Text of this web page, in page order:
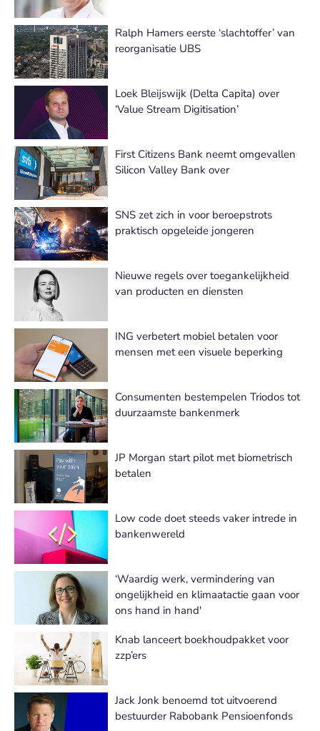
Ralph Hamers eerste ‘slachtoffer’ van
reorganisatie UBS
Loek Bleijswijk (Delta Capita) over
‘Value Stream Digitisation’
First Citizens Bank neemt omgevallen
Silicon Valley Bank over
SNS zet zich in voor beroepstrots
praktisch opgeleide jongeren
Nieuwe regels over toegankelijkheid
van producten en diensten
ING verbetert mobiel betalen voor
mensen met een visuele beperking
Consumenten bestempelen Triodos tot
duurzaamste bankenmerk
JP Morgan start pilot met biometrisch
betalen
Low code doet steeds vaker intrede in
bankenwereld
‘Waardig werk, vermindering van
ongelijkheid en klimaatactie gaan voor
ons hand in hand'
Knab lanceert boekhoudpakket voor
zzp’ers
Jack Jonk benoemd tot uitvoerend
bestuurder Rabobank Pensioenfonds